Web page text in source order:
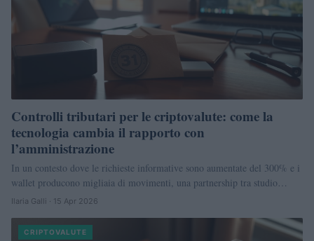
Controlli tributari per le criptovalute: come la
tecnologia cambia il rapporto con
l’amministrazione
In un contesto dove le richieste informative sono aumentate del 300% e i
wallet producono migliaia di movimenti, una partnership tra studio…
Ilaria Galli · 15 Apr 2026
CRIPTOVALUTE